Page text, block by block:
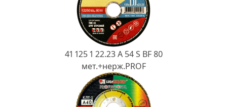
41 125 1 22.23 A 54 S BF 80
мет.+нерж.PROF